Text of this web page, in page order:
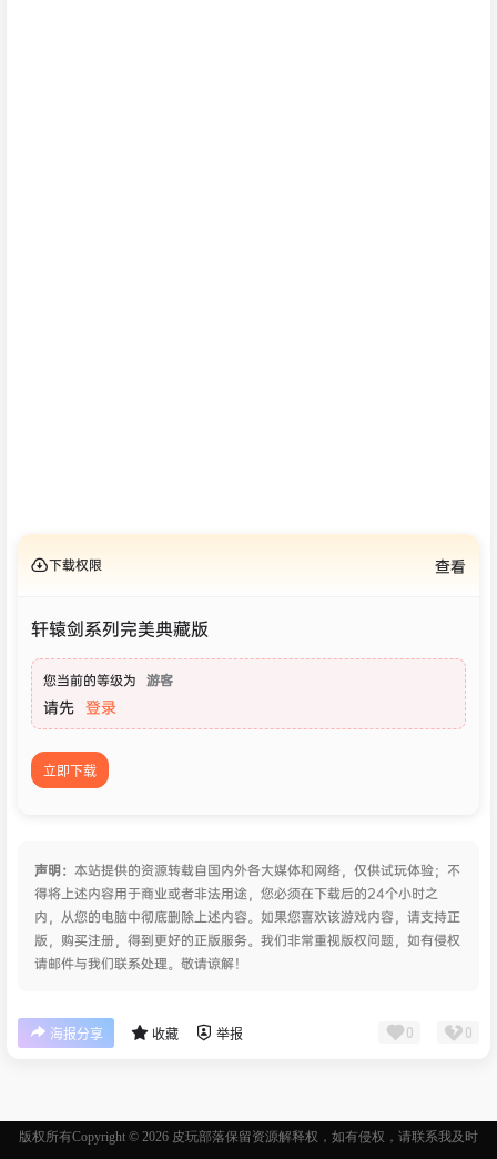
下载权限 查看
轩辕剑系列完美典藏版
您当前的等级为 游客
请先 登录
立即下载
声明： 本站提供的资源转载自国内外各大媒体和网络，仅供试玩体验；不
得将上述内容用于商业或者非法用途，您必须在下载后的24个小时之
内，从您的电脑中彻底删除上述内容。如果您喜欢该游戏内容，请支持正
版，购买注册，得到更好的正版服务。我们非常重视版权问题，如有侵权
请邮件与我们联系处理。敬请谅解！
海报分享 收藏 举报 0 0
版权所有Copyright © 2026 皮玩部落保留资源解释权，如有侵权，请联系我及时